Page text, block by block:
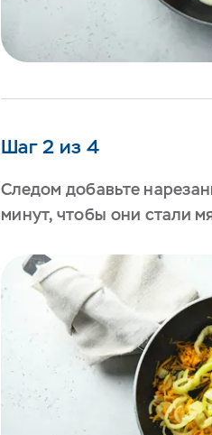
Шаг 2 из 4
Следом добавьте
минут, чтобы они стали